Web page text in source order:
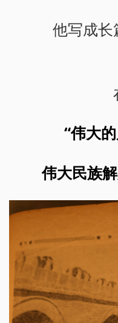
他写成长
“伟大
伟大民族